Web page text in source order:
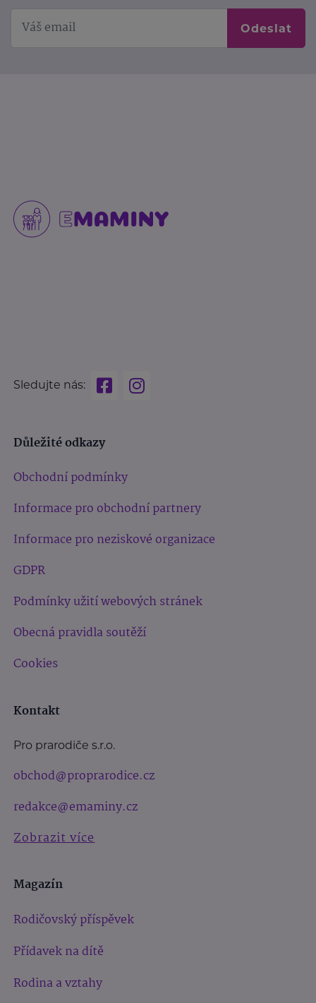
Odeslat
Sledujte nás:
Důležité odkazy
Obchodní podmínky
Informace pro obchodní partnery
Informace pro neziskové organizace
GDPR
Podmínky užití webových stránek
Obecná pravidla soutěží
Cookies
Kontakt
Pro prarodiče s.r.o.
obchod@proprarodice.cz
redakce@emaminy.cz
Zobrazit více
Magazín
Rodičovský příspěvek
Přídavek na dítě
Rodina a vztahy